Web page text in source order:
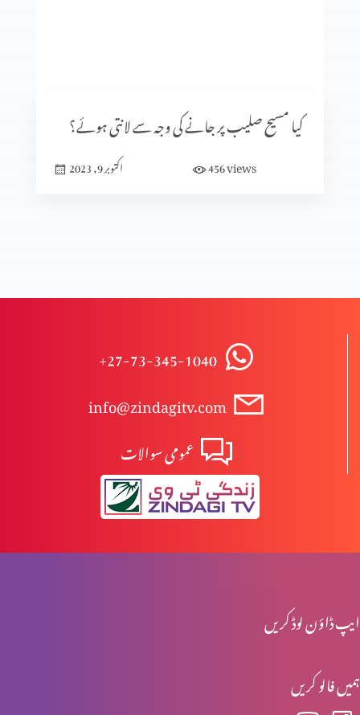
تاریخ میں پیشنگوئیوں کا کردار (حصہ 2)
ابیونی ابتدائی مسیح کیوں نہیں ہوسکتے؟
مسیح کی پرستش تاریخ میں
اخلاقی احتساب: حقیقی راستبازی(حصہ 2)
اخلاقی احتساب: حقیقی راستبازی(حصہ 1)
کیا مسیح صلیب پر جانے کی وجہ سے لانتی ہوئے؟
اکتوبر 9, 2023 456views
+27-73-345-1040
info@zindagitv.com
عمومی سوالات
ایپ ڈاؤن لوڈ کریں
ہمیں فالو کریں